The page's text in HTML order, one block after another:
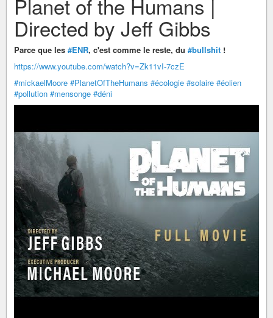
Planet of the Humans |
Directed by Jeff Gibbs
Parce que les #ENR, c'est comme le reste, du #bullshit !
https://www.youtube.com/watch?v=Zk11vI-7czE
#mickaelMoore #PlanetOfTheHumans #écologie #solaire #éolien
#pollution #mensonge #déni